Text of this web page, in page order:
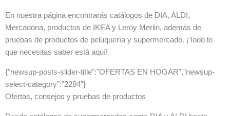
En nuestra página encontrarás catálogos de DIA, ALDI,
Mercadona, productos de IKEA y Leroy Merlin, además de
pruebas de productos de peluquería y supermercado. ¡Todo lo
que necesitas saber está aquí!
{"newsup-posts-slider-title":"OFERTAS EN HOGAR","newsup-
select-category":"2284"}
Ofertas, consejos y pruebas de productos